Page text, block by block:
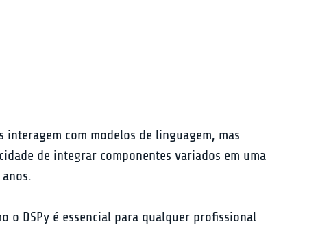
interagem com modelos de linguagem, mas
de integrar componentes variados em uma
o DSPy é essencial para qualquer profissional